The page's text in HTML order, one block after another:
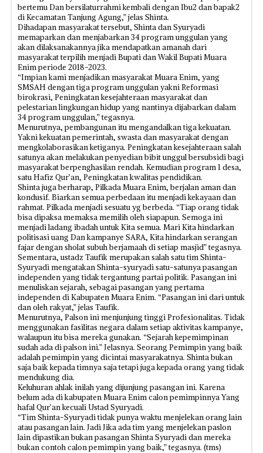
bertemu Dan bersilaturrahmi kembali dengan Ibu2 dan bapak2
di Kecamatan Tanjung Agung,” jelas Shinta.
Dihadapan masyarakat tersebut, Shinta dan Syuryadi
memaparkan dan menjabarkan 34 program unggulan yang
akan dilaksanakannya jika mendapatkan amanah dari
masyarakat terpilih menjadi Bupati dan Wakil Bupati Muara
Enim periode 2018-2023.
“Impian kami menjadikan masyarakat Muara Enim, yang
SMSAH dengan tiga program unggulan yakni Reformasi
birokrasi, Peningkatan kesejahteraan masyarakat dan
pelestarian lingkungan hidup yang nantinya dijabarkan dalam
34 program unggulan,” tegasnya.
Menurutnya, pembangunan itu mengandalkan tiga kekuatan.
Yakni kekuatan pemerintah, swasta dan masyarakat dengan
mengkolaborasikan ketiganya. Peningkatan kesejahteraan salah
satunya akan melakukan penyedian bibit unggul bersubsidi bagi
masyarakat berpenghasilan rendah. Kemudian program 1 desa,
satu Hafiz Qur’an, Peningkatan kwalitas pendidikan.
Shinta juga berharap, Pilkada Muara Enim, berjalan aman dan
kondusif. Biarkan semua perbedaan itu menjadi kekayaan dan
rahmat. Pilkada menjadi sesuatu yg berbeda. “Tiap orang tidak
bisa dipaksa memaksa memilih oleh siapapun. Semoga ini
menjadi ladang ibadah untuk Kita semua. Mari Kita hindarkan
politisasi uang Dan kampanye SARA, Kita hindarkan serangan
fajar dengan sholat subuh berjamaah di setiap masjid” tegasnya.
Sementara, ustadz Taufik merupakan salah satu tim Shinta-
Syuryadi mengatakan Shinta-syuryadi satu-satunya pasangan
independen yang tidak tergantung partai politik. Pasangan ini
menuliskan sejarah, sebagai pasangan yang pertama
independen di Kabupaten Muara Enim. “Pasangan ini dari untuk
dan oleh rakyat,” jelas Taufik.
Menurutnya, Palson ini menjunjung tinggi Profesionalitas. Tidak
menggunakan fasilitas negara dalam setiap aktivitas kampanye,
walaupun itu bisa mereka gunakan. “Sejarah kepemimpinan
sudah ada di palson ini.” Jelasnya. Seorang Pemimpin yang baik
adalah pemimpin yang dicintai masyarakatnya. Shinta bukan
saja baik kepada timnya saja tetapi juga kepada orang yang tidak
mendukung dia.
Keluhuran ahlak inilah yang dijunjung pasangan ini. Karena
belum ada di kabupaten Muara Enim calon pemimpinnya Yang
hafal Qur’an kecuali Ustad Syuryadi.
“Tim Shinta-Syuryadi tidak punya waktu menjelekan orang lain
atau pasangan lain. Jadi Jika ada tim yang menjelekan paslon
lain dipastikan bukan pasangan Shinta Syuryadi dan mereka
bukan contoh calon pemimpin yang baik,” tegasnya. (tms)